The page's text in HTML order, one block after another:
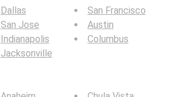
Dallas
San Jose
Indianapolis
Jacksonville
San Francisco
Austin
Columbus